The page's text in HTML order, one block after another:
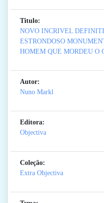
Titulo:
NOVO INCRIVEL
ESTRONDOSO
HOMEM QUE MORDEU O
Autor:
Nuno Markl
Editora:
Objectiva
Coleção:
Extra Objectiva